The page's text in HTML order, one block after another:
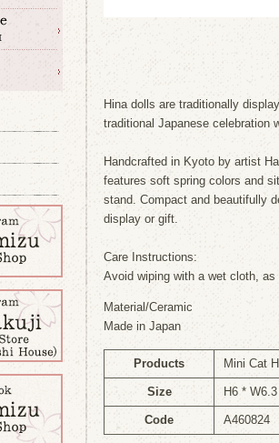
Hina dolls are traditionally
traditional Japanese celebration
Handcrafted in Kyoto by artist
features soft spring colors and
stand. Compact and beautifully
display or gift.
Care Instructions:
Avoid wiping with a wet cloth,
Material/Ceramic
Made in Japan
Products Mini Cat
Size H6 *
Code A460824